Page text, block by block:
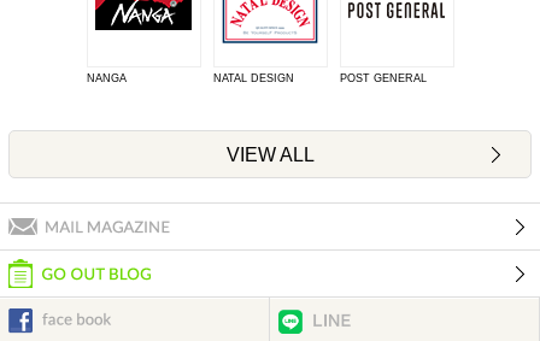
NANGA NATAL DESIGN POST GENERAL
VIEW ALL